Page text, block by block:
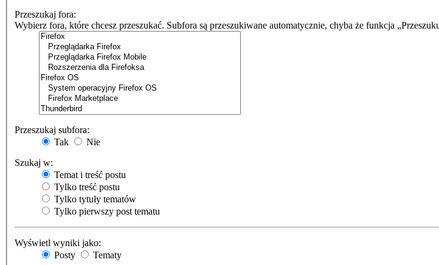
Przeszukaj fora:
Wybierz fora, które chcesz przeszukać. Subfora są przeszukiwane automatycznie, chyba że funkcja
Przeszukaj subfora:
Tak
Nie
Szukaj w:
Temat i treść postu
Tylko treść postu
Tylko tytuły tematów
Tylko pierwszy post tematu
Wyświetl wyniki jako:
Posty
Tematy